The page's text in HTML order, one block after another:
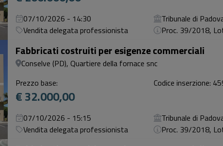
07/10/2026 - 14:30
Tribunale di
Vendita delegata professionista
Proc. 39/2018,
Fabbricati costruiti per esigenze commerciali
Conselve (PD), Quartiere della fornace snc
Prezzo base:
€ 32.000,00
Codice inserzione:
07/10/2026 - 15:15
Tribunale di
Vendita delegata professionista
Proc. 39/2018,